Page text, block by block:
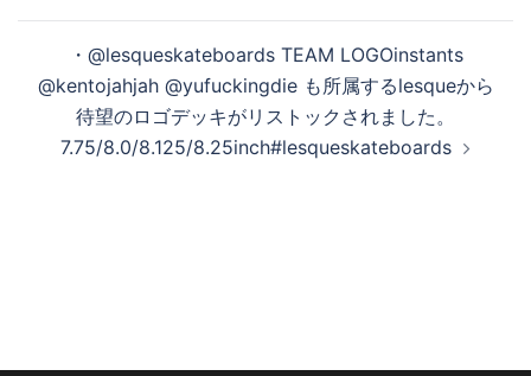
ー
シ
・@lesqueskateboards TEAM LOGOinstants
@kentojahjah @yufuckingdie も所属するlesqueから
待望のロゴデッキがリストックされました。
7.75/8.0/8.125/8.25inch#lesqueskateboards